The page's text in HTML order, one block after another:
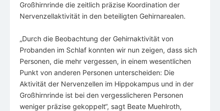
Großhirnrinde die zeitlich präzise Koordination der
Nervenzellaktivität in den beteiligten Gehirnarealen.
„Durch die Beobachtung der Gehirnaktivität von
Probanden im Schlaf konnten wir nun zeigen, dass sich
Personen, die mehr vergessen, in einem wesentlichen
Punkt von anderen Personen unterscheiden: Die
Aktivität der Nervenzellen im Hippokampus und in der
Großhirnrinde ist bei den vergesslicheren Personen
weniger präzise gekoppelt“, sagt Beate Muehlroth,